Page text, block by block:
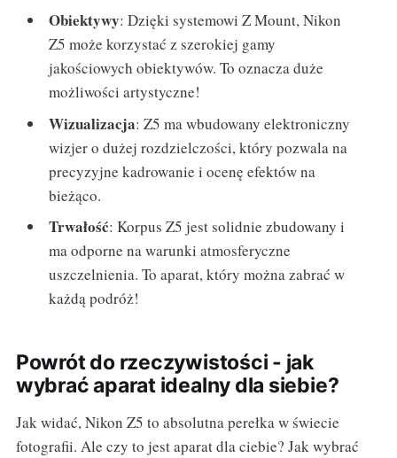
Obiektywy: Dzięki systemowi Z Mount, Nikon
Z5 może korzystać z szerokiej gamy
jakościowych obiektywów. To oznacza duże
możliwości artystyczne!
Wizualizacja: Z5 ma wbudowany elektroniczny
wizjer o dużej rozdzielczości, który pozwala na
precyzyjne kadrowanie i ocenę efektów na
bieżąco.
Trwałość: Korpus Z5 jest solidnie zbudowany i
ma odporne na warunki atmosferyczne
uszczelnienia. To aparat, który można zabrać w
każdą podróż!
Powrót do rzeczywistości - jak
wybrać aparat idealny dla siebie?
Jak widać, Nikon Z5 to absolutna perełka w świecie
fotografii. Ale czy to jest aparat dla ciebie? Jak wybrać